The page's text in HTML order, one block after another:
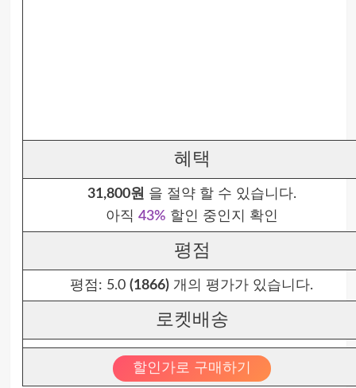
혜택
31,800원 을 절약 할 수 있습니다.
아직 43% 할인 중인지 확인
평점
평점: 5.0 (1866) 개의 평가가 있습니다.
로켓배송
할인가로 구매하기